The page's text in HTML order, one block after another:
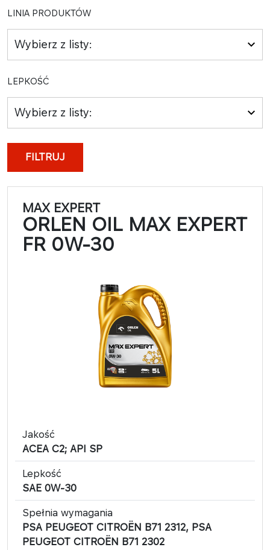
LINIA PRODUKTÓW
Wybierz z listy:
LEPKOŚĆ
Wybierz z listy:
FILTRUJ
MAX EXPERT
ORLEN OIL MAX EXPERT
FR 0W-30
Jakość
​ACEA C2; API SP
Lepkość
SAE 0W-30
Spełnia wymagania
PSA PEUGEOT CITROËN B71 2312, PSA
PEUGEOT CITROËN B71 2302